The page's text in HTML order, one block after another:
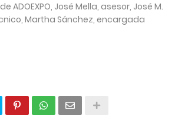
ADOEXPO, José Mella, asesor, José M.
Martha Sánchez, encargada